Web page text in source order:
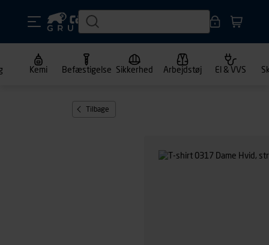
Kemi Befæstigelse Sikkerhed Arbejdstøj El & VVS
Tilbage